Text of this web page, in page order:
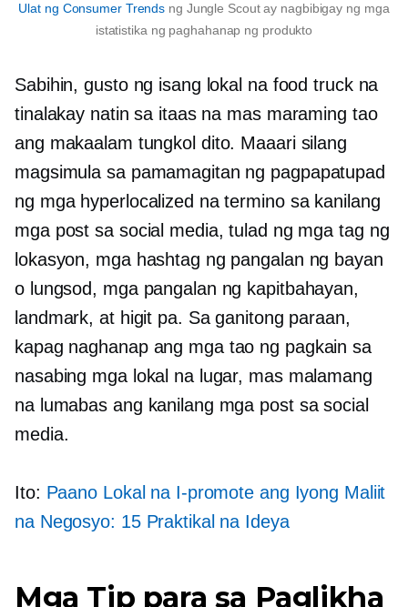
Ulat ng Consumer Trends ng Jungle Scout ay nagbibigay ng mga
istatistika ng paghahanap ng produkto
Sabihin, gusto ng isang lokal na food truck na
tinalakay natin sa itaas na mas maraming tao
ang makaalam tungkol dito. Maaari silang
magsimula sa pamamagitan ng pagpapatupad
ng mga hyperlocalized na termino sa kanilang
mga post sa social media, tulad ng mga tag ng
lokasyon, mga hashtag ng pangalan ng bayan
o lungsod, mga pangalan ng kapitbahayan,
landmark, at higit pa. Sa ganitong paraan,
kapag naghanap ang mga tao ng pagkain sa
nasabing mga lokal na lugar, mas malamang
na lumabas ang kanilang mga post sa social
media.
Ito: Paano Lokal na I-promote ang Iyong Maliit
na Negosyo: 15 Praktikal na Ideya
Mga Tip para sa Paglikha